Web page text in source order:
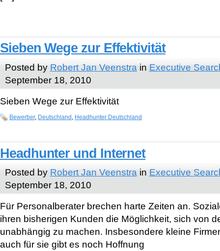
Sieben Wege zur Effektivität
Posted by Robert Jan Veenstrain Executive
September 18, 2010
Sieben Wege zur Effektivität
Bewerber, Deutschland Headhunter Deutschland
Headhunter und Internet
Posted by Robert Jan Veenstrain Executive
September 18, 2010
Für Personalberater brechen harte Zeiten an.
ihren bisherigen Kunden die Möglichkeit, sich von
unabhängig zu machen. Insbesondere kleine
auch für sie gibt es noch Hoffnung